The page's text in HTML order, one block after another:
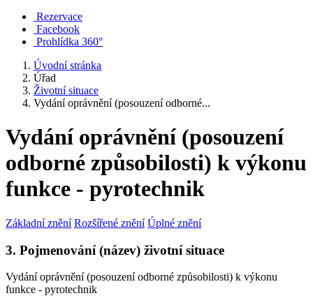
Rezervace
Facebook
Prohlídka 360°
Úvodní stránka
Úřad
Životní situace
Vydání oprávnění (posouzení odborné...
Vydání oprávnění (posouzení
odborné způsobilosti) k výkonu
funkce - pyrotechnik
Základní znění Rozšířené znění Úplné znění
3. Pojmenování (název) životní situace
Vydání oprávnění (posouzení odborné způsobilosti) k výkonu
funkce - pyrotechnik